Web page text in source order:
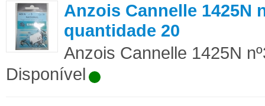
Anzois Cannelle 1425N
quantidade 20
Anzois Cannelle 1425N
Disponível